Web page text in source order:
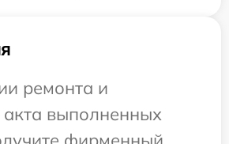
ремонта и
выполненных